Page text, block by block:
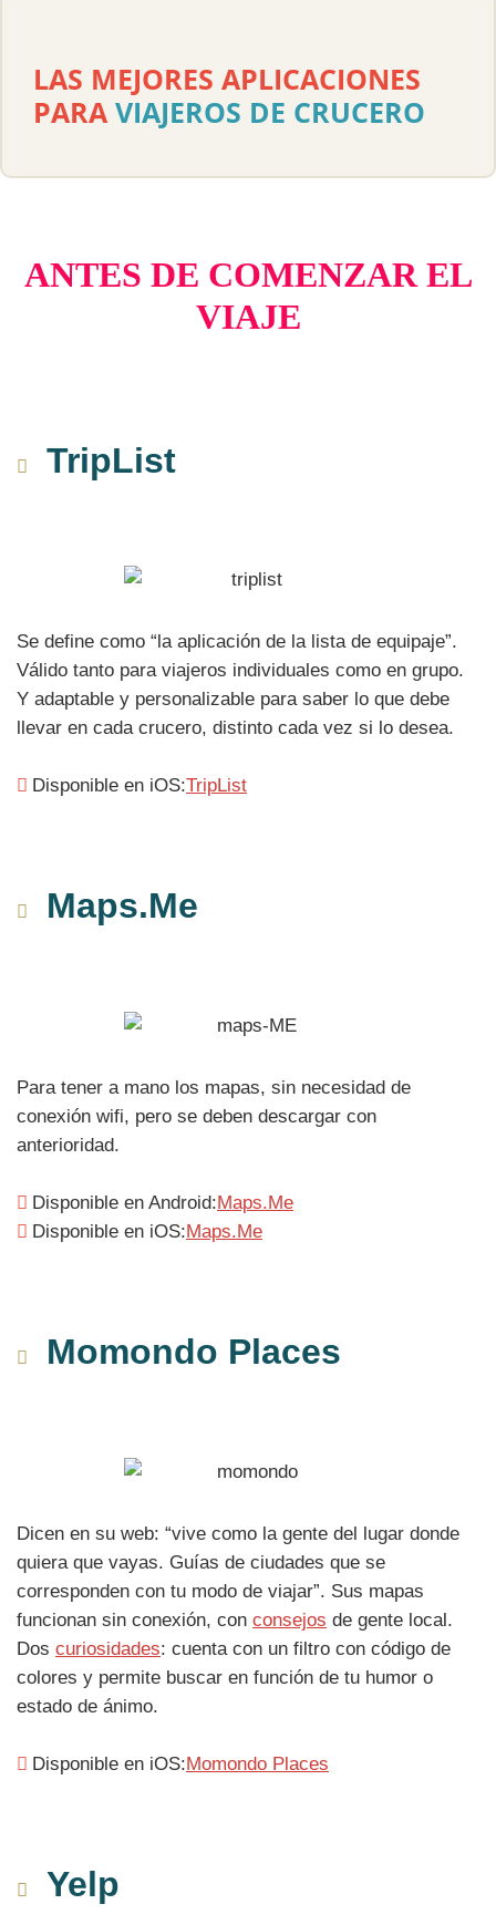
LAS MEJORES APLICACIONES
PARAVIAJEROS DE CRUCERO
ANTES DE COMENZAR EL
VIAJE
TripList
Se define como “la aplicación de la lista de equipaje”.
Válido tanto para viajeros individuales como en grupo.
Y adaptable y personalizable para saber lo que debe
llevar en cada crucero, distinto cada vez si lo desea.
Disponible en iOS:TripList
Maps.Me
Para tener a mano los mapas, sin necesidad de
conexión wifi, pero se deben descargar con
anterioridad.
Disponible en Android:Maps.Me
Disponible en iOS:Maps.Me
Momondo Places
Dicen en su web: “vive como la gente del lugar donde
quiera que vayas. Guías de ciudades que se
corresponden con tu modo de viajar”. Sus mapas
funcionan sin conexión, con consejos de gente local.
Dos curiosidades: cuenta con un filtro con código de
colores y permite buscar en función de tu humor o
estado de ánimo.
Disponible en iOS:Momondo Places
Yelp